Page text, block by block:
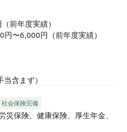
前年度実績）
円〜6,000円（前年度実績）
含まず）
社会保険完備
保険、健康保険、厚生年金、